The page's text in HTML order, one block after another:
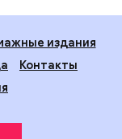
издания
Контакты